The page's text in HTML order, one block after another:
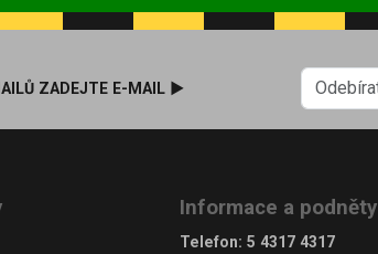
ZADEJTE E-MAIL ►
Informace a podněty
Telefon: 5 4317 4317